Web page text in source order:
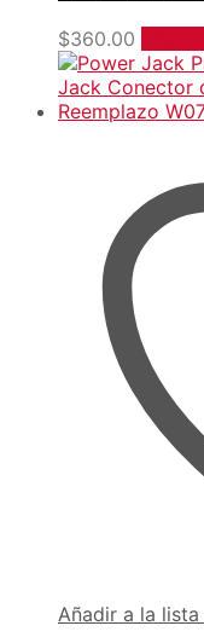
$360.00
Añadir a la